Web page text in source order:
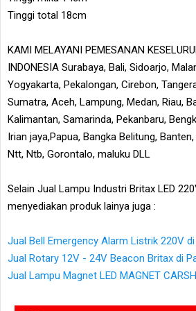
Tinggi total 18cm
KAMI MELAYANI PEMESANAN
INDONESIA Surabaya, Bali, Sidoarjo,
Yogyakarta, Pekalongan, Cirebon,
Sumatra, Aceh, Lampung, Medan, Riau,
Kalimantan, Samarinda, Pekanbaru,
Irian jaya,Papua, Bangka Belitung,
Ntt, Ntb, Gorontalo, maluku DLL
Selain Jual Lampu Industri Britax LED
menyediakan produk lainya juga :
Jual Bell Emergency Alarm Listrik 220V
Jual Rotary 12V - 24V Beacon Britax di
Jual Lampu Magnet LED MAGNET